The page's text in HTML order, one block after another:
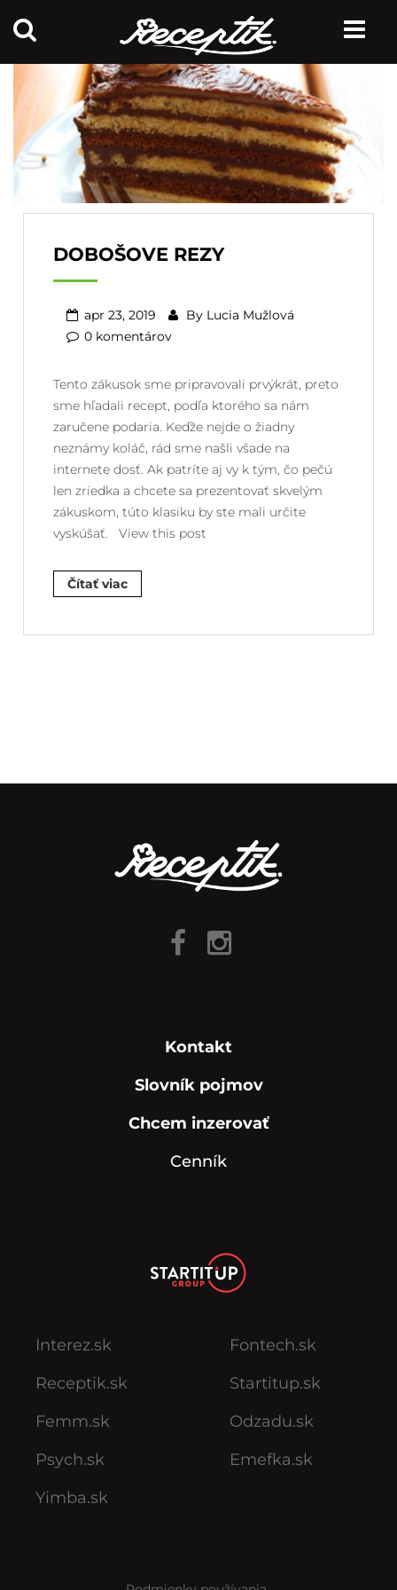
DOBOŠOVE REZY
apr 23, 2019 By Lucia Mužlová
0 komentárov
Tento zákusok sme pripravovali prvýkrát, preto
sme hľadali recept, podľa ktorého sa nám
zaručene podaria. Keďže nejde o žiadny
neznámy koláč, rád sme našli všade na
internete dosť. Ak patríte aj vy k tým, čo pečú
len zriedka a chcete sa prezentovať skvelým
zákuskom, túto klasiku by ste mali určite
vyskúšať. View this post
Čítať viac
Kontakt
Slovník pojmov
Chcem inzerovať
Cenník
Interez.sk
Receptik.sk
Femm.sk
Psych.sk
Yimba.sk
Fontech.sk
Startitup.sk
Odzadu.sk
Emefka.sk